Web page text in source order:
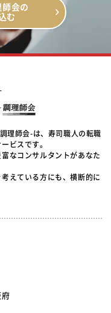
会の
む
理師会-は、寿司職人の転職
ビスです。
なコンサルタントがあなた
えている方にも、横断的に
府